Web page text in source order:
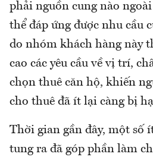
phải nguồn cung nào
thể đáp ứng được nhu cầu
do nhóm khách hàng này
cao các yêu cầu về vị trí,
chọn thuê căn hộ, khiến
cho thuê đã ít lại càng bị
Thời gian gần đây, một số
tung ra đã góp phần làm